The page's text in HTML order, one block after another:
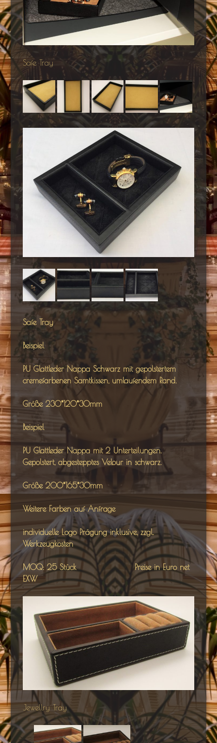
Safe Tray
Safe Tray
Beispiel
PU Glattleder Nappa Schwarz mit gepolstertem
cremefarbenen Samtkissen, umlaufendem Rand.
Größe 230*120*30mm
Beispiel
PU Glattleder Nappa mit 2 Unterteilungen.
Gepolstert, abgestepptes Velour in schwarz.
Größe 200*165*30mm
Weitere Farben auf Anfrage
individuelle Logo Prägung inklusive, zzgl.
Werkzeugkosten
MOQ: 25 Stück Preise in Euro net
EXW
Jewellry Tray